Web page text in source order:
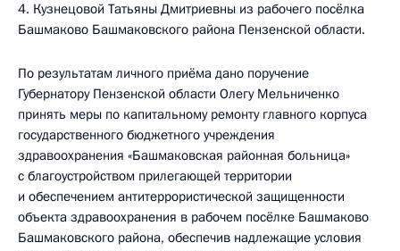
4. Кузнецовой Татьяны Дмитриевны из рабочего посёлка
Башмаково Башмаковского района Пензенской области.
По результатам личного приёма дано поручение
Губернатору Пензенской области Олегу Мельниченко
принять меры по капитальному ремонту главного корпуса
государственного бюджетного учреждения
здравоохранения «Башмаковская районная больница»
с благоустройством прилегающей территории
и обеспечением антитеррористической защищенности
объекта здравоохранения в рабочем посёлке Башмаково
Башмаковского района, обеспечив надлежащие условия